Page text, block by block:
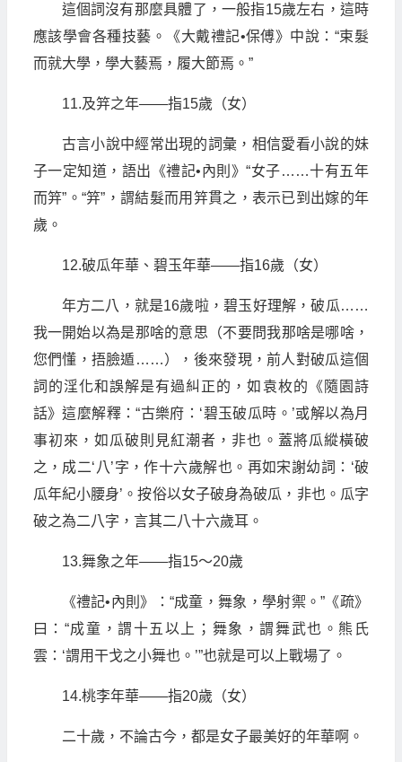
這個詞沒有那麼具體了，一般指15歲左右，這時
應該學會各種技藝。《大戴禮記•保傅》中說：“束髮
而就大學，學大藝焉，履大節焉。”
11.及笄之年——指15歲（女）
古言小說中經常出現的詞彙，相信愛看小說的妹
子一定知道，語出《禮記•內則》“女子……十有五年
而笄”。“笄”，謂結髮而用笄貫之，表示已到出嫁的年
歲。
12.破瓜年華、碧玉年華——指16歲（女）
年方二八，就是16歲啦，碧玉好理解，破瓜……
我一開始以為是那啥的意思（不要問我那啥是哪啥，
您們懂，捂臉遁……），後來發現，前人對破瓜這個
詞的淫化和誤解是有過糾正的，如袁枚的《隨園詩
話》這麼解釋：“古樂府：‘碧玉破瓜時。’或解以為月
事初來，如瓜破則見紅潮者，非也。蓋將瓜縱橫破
之，成二‘八’字，作十六歲解也。再如宋謝幼詞：‘破
瓜年紀小腰身’。按俗以女子破身為破瓜，非也。瓜字
破之為二八字，言其二八十六歲耳。
13.舞象之年——指15～20歲
《禮記•內則》：“成童，舞象，學射禦。”《疏》
曰：“成童，謂十五以上；舞象，謂舞武也。熊氏
雲：‘謂用干戈之小舞也。’”也就是可以上戰場了。
14.桃李年華——指20歲（女）
二十歲，不論古今，都是女子最美好的年華啊。